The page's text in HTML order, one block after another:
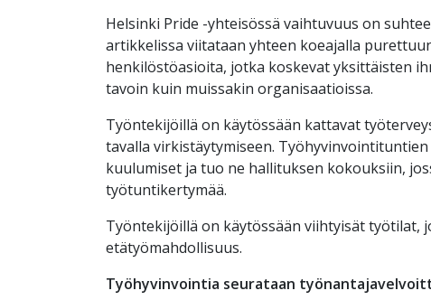
Helsinki Pride -yhteisössä vaihtuvuus on
artikkelissa viitataan yhteen koeajalla
henkilöstöasioita, jotka koskevat yksittäisten
tavoin kuin muissakin organisaatioissa.
Työntekijöillä on käytössään kattavat
tavalla virkistäytymiseen.
kuulumiset ja tuo ne hallituksen kokouksiin,
työtuntikertymää.
Työntekijöillä on käytössään viihtyisät työtilat,
etätyömahdollisuus.
Työhyvinvointia seurataan